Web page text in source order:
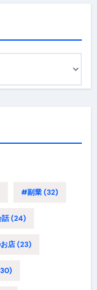
#副業(32)
話(24)
店(23)